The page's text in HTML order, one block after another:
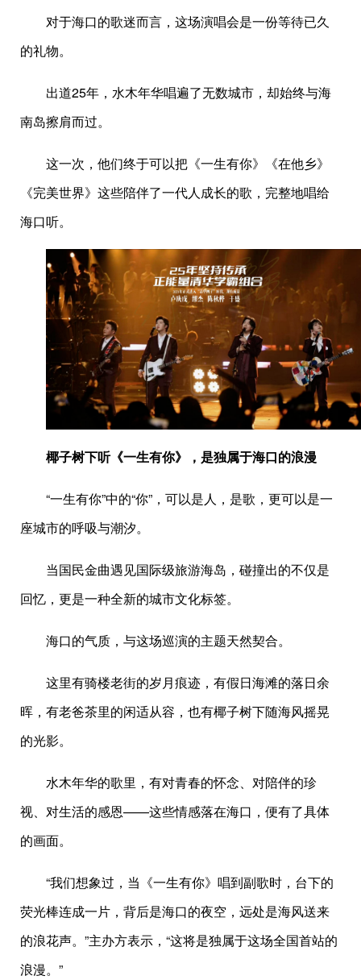
对于海口的歌迷而言，这场演唱会是一份等待已久
的礼物。
出道25年，水木年华唱遍了无数城市，却始终与海
南岛擦肩而过。
这一次，他们终于可以把《一生有你》《在他乡》
《完美世界》这些陪伴了一代人成长的歌，完整地唱给
海口听。
椰子树下听《一生有你》，是独属于海口的浪漫
“一生有你”中的“你”，可以是人，是歌，更可以是一
座城市的呼吸与潮汐。
当国民金曲遇见国际级旅游海岛，碰撞出的不仅是
回忆，更是一种全新的城市文化标签。
海口的气质，与这场巡演的主题天然契合。
这里有骑楼老街的岁月痕迹，有假日海滩的落日余
晖，有老爸茶里的闲适从容，也有椰子树下随海风摇晃
的光影。
水木年华的歌里，有对青春的怀念、对陪伴的珍
视、对生活的感恩——这些情感落在海口，便有了具体
的画面。
“我们想象过，当《一生有你》唱到副歌时，台下的
荧光棒连成一片，背后是海口的夜空，远处是海风送来
的浪花声。”主办方表示，“这将是独属于这场全国首站的
浪漫。”